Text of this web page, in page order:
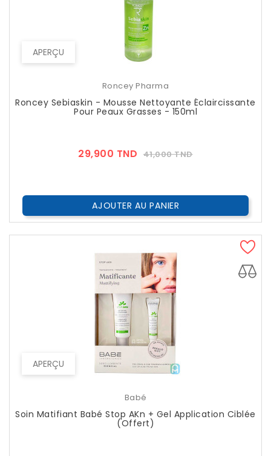
APERÇU
Roncey Pharma
Roncey Sebiaskin - Mousse Nettoyante Éclaircissante
Pour Peaux Grasses - 150ml
29,900 TND Prix
41,000 TNDPrix
AJOUTER AU PANIER
APERÇU
EXCLUSIVITÉ WEB !
Babé
Soin Matifiant Babé Stop AKn + Gel Application Ciblée
(Offert)